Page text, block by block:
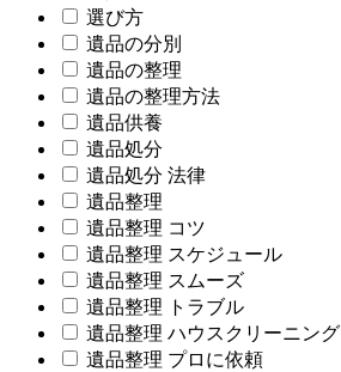
選び方
遺品の分別
遺品の整理
遺品の整理方法
遺品供養
遺品処分
遺品処分 法律
遺品整理
遺品整理 コツ
遺品整理 スケジュール
遺品整理 スムーズ
遺品整理 トラブル
遺品整理 ハウスクリーニング
遺品整理 プロに依頼